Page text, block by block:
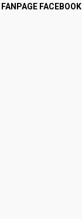
FANPAGE FACEBOOK